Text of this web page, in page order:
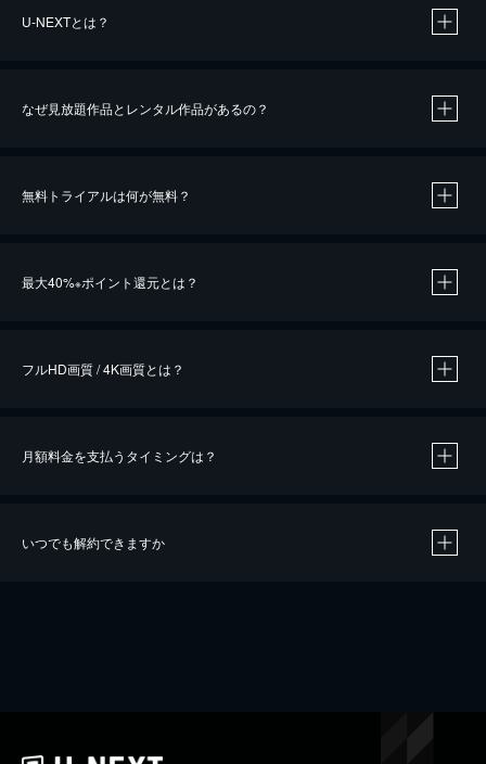
U-NEXTとは？
なぜ見放題作品とレンタル作品があるの？
無料トライアルは何が無料？
最大40%※ポイント還元とは？
※40％ポイント還元の対象は、クレジットカード決済による作品の購入 / レンタルです。
iOSアプリのUコイン決済による作品の購入 / レンタルは、20％のポイント還元です。
フルHD画質 / 4K画質とは？
月額料金を支払うタイミングは？
いつでも解約できますか